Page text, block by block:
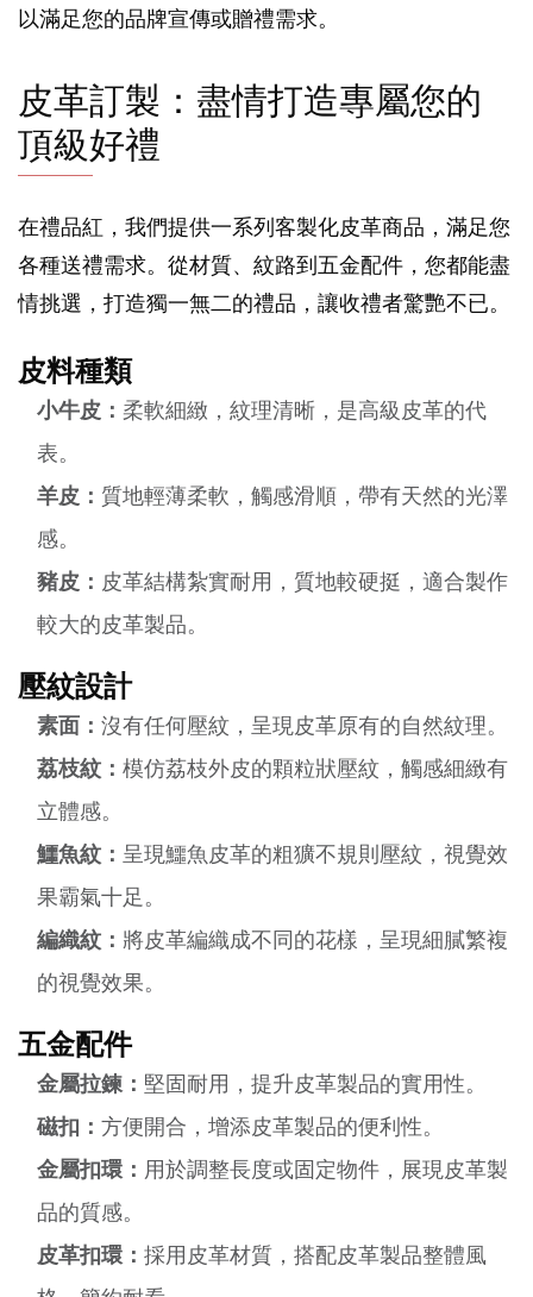
以滿足您的品牌宣傳或贈禮需求。
皮革訂製：盡情打造專屬您的
頂級好禮
在禮品紅，我們提供一系列客製化皮革商品，滿足您
各種送禮需求。從材質、紋路到五金配件，您都能盡
情挑選，打造獨一無二的禮品，讓收禮者驚艷不已。
皮料種類
小牛皮： 柔軟細緻，紋理清晰，是高級皮革的代
表。
羊皮： 質地輕薄柔軟，觸感滑順，帶有天然的光澤
感。
豬皮： 皮革結構紮實耐用，質地較硬挺，適合製作
較大的皮革製品。
壓紋設計
素面： 沒有任何壓紋，呈現皮革原有的自然紋理。
荔枝紋： 模仿荔枝外皮的顆粒狀壓紋，觸感細緻有
立體感。
鱷魚紋： 呈現鱷魚皮革的粗獷不規則壓紋，視覺效
果霸氣十足。
編織紋： 將皮革編織成不同的花樣，呈現細膩繁複
的視覺效果。
五金配件
金屬拉鍊： 堅固耐用，提升皮革製品的實用性。
磁扣： 方便開合，增添皮革製品的便利性。
金屬扣環： 用於調整長度或固定物件，展現皮革製
品的質感。
皮革扣環： 採用皮革材質，搭配皮革製品整體風